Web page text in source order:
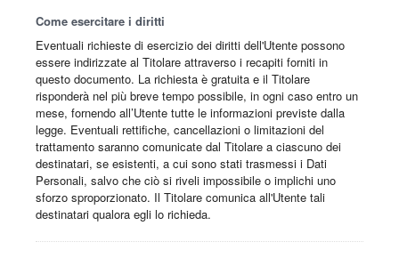
Come esercitare i diritti
Eventuali richieste di esercizio dei diritti dell'Utente possono
essere indirizzate al Titolare attraverso i recapiti forniti in
questo documento. La richiesta è gratuita e il Titolare
risponderà nel più breve tempo possibile, in ogni caso entro un
mese, fornendo all’Utente tutte le informazioni previste dalla
legge. Eventuali rettifiche, cancellazioni o limitazioni del
trattamento saranno comunicate dal Titolare a ciascuno dei
destinatari, se esistenti, a cui sono stati trasmessi i Dati
Personali, salvo che ciò si riveli impossibile o implichi uno
sforzo sproporzionato. Il Titolare comunica all'Utente tali
destinatari qualora egli lo richieda.